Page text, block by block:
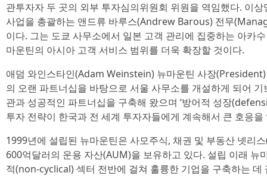
관투자자 두 곳의 외부 투자심의위원회 위원을 역임했다. 이
사업을 총괄하는 앤드류 바루스(Andrew Barous) 전무
이다. 그는 도쿄 사무소에서 일본 고객 관리에 집중하는 아카
마운틴의 아시아 고객 서비스 범위를 더욱 확장할 것이다.
애덤 와인스타인(Adam Weinstein) 뉴마운틴 사장
의 오랜 파트너십을 바탕으로 서울 사무소를 개설하게 되어
관과 성공적인 파트너십을 구축해 왔으며 ‘방어적 성장
투자 전략이 한국과 전 세계 투자자들에게 계속해서 큰 호응
1999년에 설립된 뉴마운틴은 사모주식, 채권 및 부동산 넷리
600억달러의 운용 자산(AUM)을 보유하고 있다. 설립 이래 뉴
적(non-cyclical) 섹터 전반에 걸쳐 훌륭한 기업을 구축하는